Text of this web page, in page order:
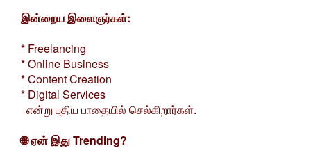
இன்றைய இளைஞர்கள்:
* Freelancing
* Online Business
* Content Creation
* Digital Services
என்று புதிய பாதையில் செல்கிறார்கள்.
🌐 ஏன் இது Trending?